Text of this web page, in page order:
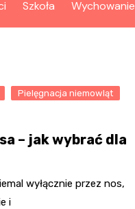
Szkoła Wychowanie
Pielęgnacja niemowląt
– jak wybrać dla
wyłącznie przez nos,
i